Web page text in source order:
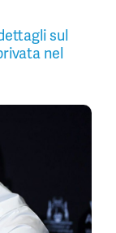
sul
nel